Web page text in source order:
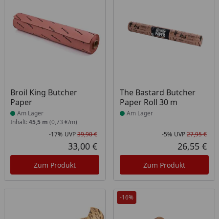
Broil King Butcher
Paper
Produkt am Lager
Am Lager
Inhalt: 45,5 m (0,73 €/m)
Rabatt in Prozent
-17%
Ursprünglicher Preis
UVP39,90 €
Aktueller Preis
33,00 €
Zum Produkt
The Bastard Butcher
Paper Roll 30 m
Produkt am Lager
Am Lager
-5% UVP27,95 €
26,55 €
Zum Produkt
-16%